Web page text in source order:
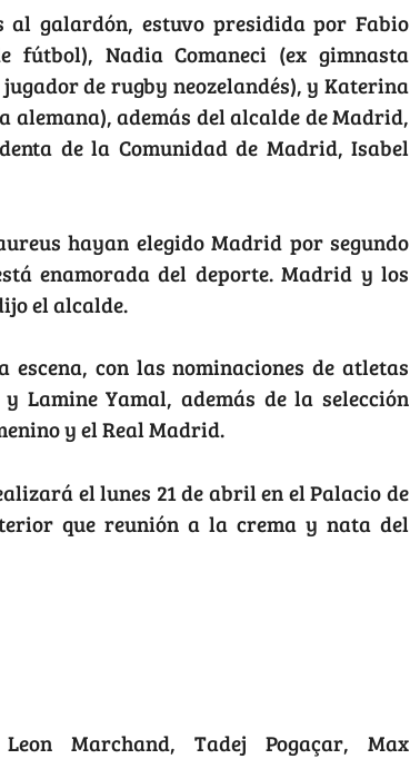
galardón, estuvo presidida por Fabio
fútbol), Nadia Comaneci (ex gimnasta
de rugby neozelandés), y Katerina
además del alcalde de Madrid,
de la Comunidad de Madrid, Isabel
hayan elegido Madrid por segundo
enamorada del deporte. Madrid y los
el alcalde.
con las nominaciones de atletas
Lamine Yamal, además de la selección
y el Real Madrid.
el lunes 21 de abril en el Palacio de
que reunión a la crema y nata del
Marchand, Tadej Pogaçar, Max